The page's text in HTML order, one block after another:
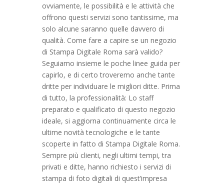
ovviamente, le possibilità e le attività che
offrono questi servizi sono tantissime, ma
solo alcune saranno quelle davvero di
qualità. Come fare a capire se un negozio
di Stampa Digitale Roma sarà valido?
Seguiamo insieme le poche linee guida per
capirlo, e di certo troveremo anche tante
dritte per individuare le migliori ditte. Prima
di tutto, la professionalità: Lo staff
preparato e qualificato di questo negozio
ideale, si aggiorna continuamente circa le
ultime novità tecnologiche e le tante
scoperte in fatto di Stampa Digitale Roma.
Sempre più clienti, negli ultimi tempi, tra
privati e ditte, hanno richiesto i servizi di
stampa di foto digitali di quest’impresa